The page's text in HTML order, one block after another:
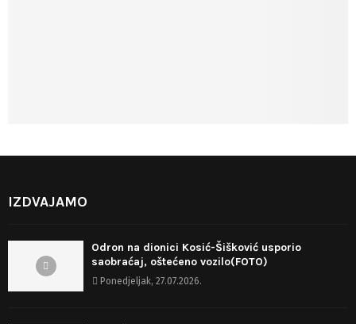
IZDVAJAMO
Odron na dionici Kosić-Šišković usporio
saobraćaj, oštećeno vozilo(FOTO)
Ponedjeljak, 27.07.2026.